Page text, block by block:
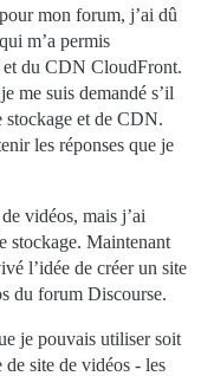
mon forum, j’ai dû
m’a permis
et du CDN CloudFront.
me suis demandé s’il
stockage et de CDN.
les réponses que je
vidéos, mais j’ai
stockage. Maintenant
l’idée de créer un site
du forum Discourse.
je pouvais utiliser soit
site de vidéos - les